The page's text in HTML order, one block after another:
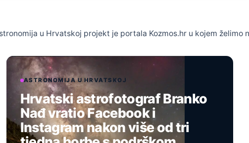
u Hrvatskoj projekt je portala Kozmos.hr u kojem
ASTRONOMIJA U HRVATSKOJ
Hrvatski astrofotograf Branko
Nađ vratio Facebook i
Instagram nakon više od tri